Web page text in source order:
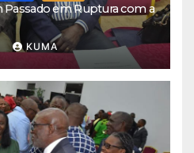
Passado em Ruptura com a
KUMA